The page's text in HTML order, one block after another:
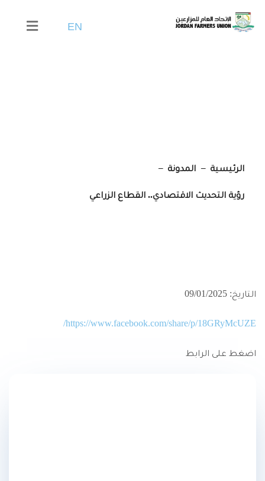
EN
الرئيسية المدونة
رؤية التحديث الاقتصادي.. القطاع الزراعي
التاريخ: 09/01/2025
https://www.facebook.com/share/p/18GRyMcUZE/
اضغط على الرابط